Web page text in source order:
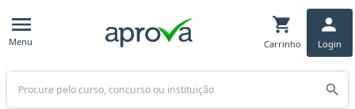
Menu Carrinho Login
Buscar